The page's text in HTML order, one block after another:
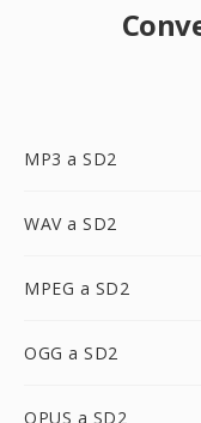
MP3 a SD2
WAV a SD2
MPEG a SD2
OGG a SD2
OPUS a SD2